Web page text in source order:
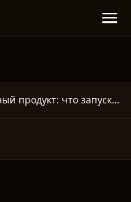
MVP или полноценный продукт: что запускать